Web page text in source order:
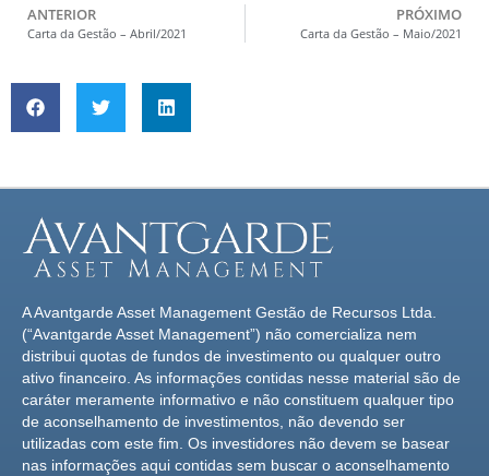
ANTERIOR
Carta da Gestão – Abril/2021
PRÓXIMO
Carta da Gestão – Maio/2021
A Avantgarde Asset Management Gestão de Recursos Ltda.
(“Avantgarde Asset Management”) não comercializa nem
distribui quotas de fundos de investimento ou qualquer outro
ativo financeiro. As informações contidas nesse material são de
caráter meramente informativo e não constituem qualquer tipo
de aconselhamento de investimentos, não devendo ser
utilizadas com este fim. Os investidores não devem se basear
nas informações aqui contidas sem buscar o aconselhamento